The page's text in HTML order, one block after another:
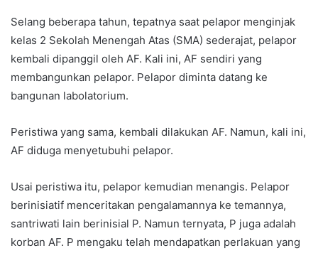
Selang beberapa tahun, tepatnya saat pelapor menginjak
kelas 2 Sekolah Menengah Atas (SMA) sederajat, pelapor
kembali dipanggil oleh AF. Kali ini, AF sendiri yang
membangunkan pelapor. Pelapor diminta datang ke
bangunan labolatorium.
Peristiwa yang sama, kembali dilakukan AF. Namun, kali ini,
AF diduga menyetubuhi pelapor.
Usai peristiwa itu, pelapor kemudian menangis. Pelapor
berinisiatif menceritakan pengalamannya ke temannya,
santriwati lain berinisial P. Namun ternyata, P juga adalah
korban AF. P mengaku telah mendapatkan perlakuan yang